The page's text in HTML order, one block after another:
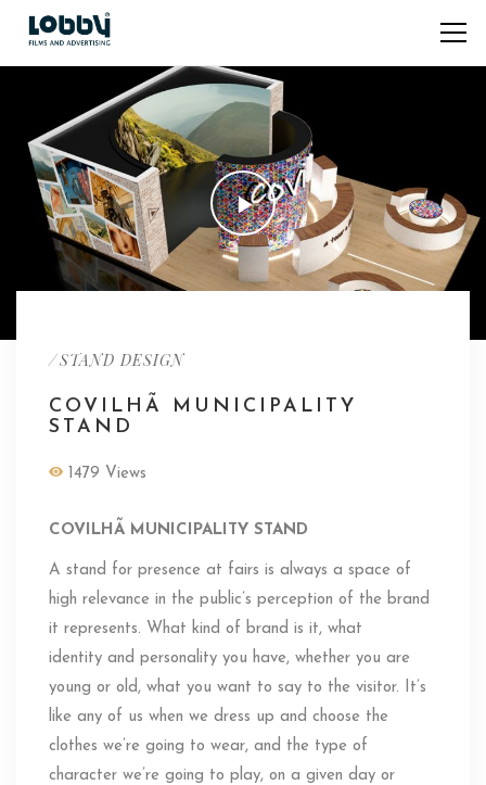
/STAND DESIGN
COVILHÃ MUNICIPALITY
STAND
1479 Views
COVILHÃ MUNICIPALITY STAND
A stand for presence at fairs is always a space of
high relevance in the public’s perception of the brand
it represents. What kind of brand is it, what
identity and personality you have, whether you are
young or old, what you want to say to the visitor. It’s
like any of us when we dress up and choose the
clothes we’re going to wear, and the type of
character we’re going to play, on a given day or